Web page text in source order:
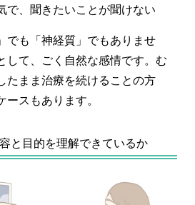
で、聞きたいことが聞けない
でも「神経質」でもありませ
して、ごく自然な感情です。む
たまま治療を続けることの方
ースもあります。
と目的を理解できているか